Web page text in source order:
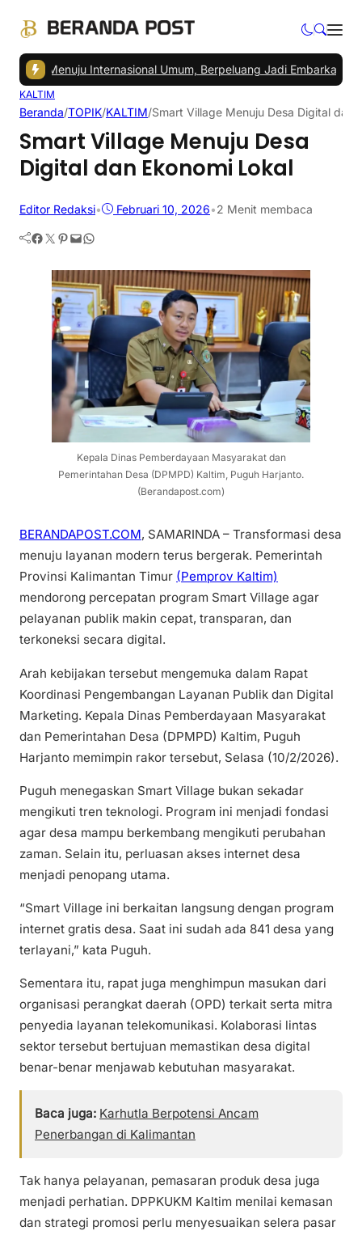
Menuju Internasional Umum, Berpeluang Jadi Embarkasi Haji|
KALTIM
Beranda/TOPIK/KALTIM/Smart Village Menuju Desa Digital dan
Smart Village Menuju Desa
Digital dan Ekonomi Lokal
Editor Redaksi• Februari 10, 2026•2 Menit membaca
Facebook Twitter Pinterest Mail WhatsApp
Kepala Dinas Pemberdayaan Masyarakat dan
Pemerintahan Desa (DPMPD) Kaltim, Puguh Harjanto.
(Berandapost.com)
BERANDAPOST.COM, SAMARINDA – Transformasi desa
menuju layanan modern terus bergerak. Pemerintah
Provinsi Kalimantan Timur (Pemprov Kaltim)
mendorong percepatan program Smart Village agar
pelayanan publik makin cepat, transparan, dan
terkoneksi secara digital.
Arah kebijakan tersebut mengemuka dalam Rapat
Koordinasi Pengembangan Layanan Publik dan Digital
Marketing. Kepala Dinas Pemberdayaan Masyarakat
dan Pemerintahan Desa (DPMPD) Kaltim, Puguh
Harjanto memimpin rakor tersebut, Selasa (10/2/2026).
Puguh menegaskan Smart Village bukan sekadar
mengikuti tren teknologi. Program ini menjadi fondasi
agar desa mampu berkembang mengikuti perubahan
zaman. Selain itu, perluasan akses internet desa
menjadi penopang utama.
“Smart Village ini berkaitan langsung dengan program
internet gratis desa. Saat ini sudah ada 841 desa yang
terlayani,” kata Puguh.
Sementara itu, rapat juga menghimpun masukan dari
organisasi perangkat daerah (OPD) terkait serta mitra
penyedia layanan telekomunikasi. Kolaborasi lintas
sektor tersebut bertujuan memastikan desa digital
benar-benar menjawab kebutuhan masyarakat.
Baca juga: Karhutla Berpotensi Ancam
Penerbangan di Kalimantan
Tak hanya pelayanan, pemasaran produk desa juga
menjadi perhatian. DPPKUKM Kaltim menilai kemasan
dan strategi promosi perlu menyesuaikan selera pasar